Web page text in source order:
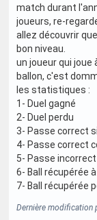
match durant
joueurs, re-
allez découvrir
bon niveau.
un joueur qui
ballon, c'est
les statistiques :
1- Duel gagné
2- Duel perdu
3- Passe correct
4- Passe correct
5- Passe incorrect
6- Ball récupérée
7- Ball récupérée
Dernière modification